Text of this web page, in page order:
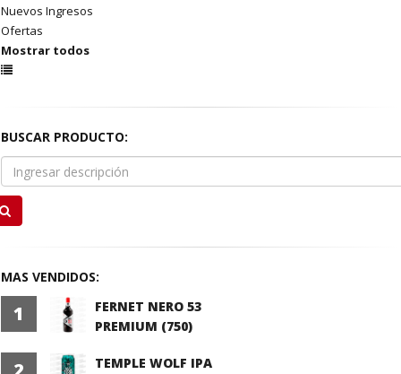
Nuevos Ingresos
Ofertas
Mostrar todos
BUSCAR PRODUCTO:
MAS VENDIDOS:
1
FERNET NERO 53
PREMIUM (750)
TEMPLE WOLF IPA